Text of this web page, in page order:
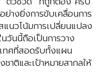
ย่างยิ่งการขับเคลื่อนการ
นวโน้มการเปลี่ยนแปลง
วันนี้ถือเป็นการวาง
ทศที่สอดรับทั้งแผน
ติและเป้าหมายสากลให้